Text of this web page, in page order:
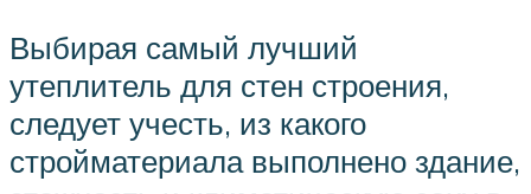
Выбирая самый лучший
утеплитель для стен строения,
следует учесть, из какого
стройматериала выполнено здание,